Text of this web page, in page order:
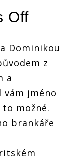
písní
Eurovize.
Která má
ve světě
úspěch?
Off
Dominikou
z
a
vám jméno
možné.
brankáře